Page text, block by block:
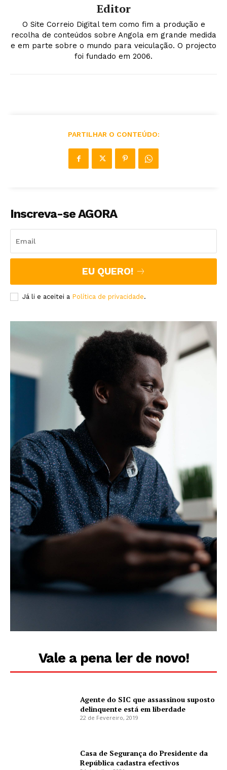
Editor
O Site Correio Digital tem como fim a produção e
recolha de conteúdos sobre Angola em grande medida
e em parte sobre o mundo para veiculação. O projecto
foi fundado em 2006.
PARTILHAR O CONTEÚDO:
Inscreva-se AGORA
EU QUERO!
Já li e aceitei a Política de privacidade.
Vale a pena ler de novo!
Agente do SIC que assassinou suposto
delinquente está em liberdade
22 de Fevereiro, 2019
Casa de Segurança do Presidente da
República cadastra efectivos